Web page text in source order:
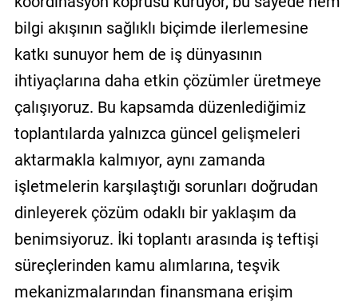
bilgi akışının sağlıklı biçimde ilerlemesine
katkı sunuyor hem de iş dünyasının
ihtiyaçlarına daha etkin çözümler üretmeye
çalışıyoruz. Bu kapsamda düzenlediğimiz
toplantılarda yalnızca güncel gelişmeleri
aktarmakla kalmıyor, aynı zamanda
işletmelerin karşılaştığı sorunları doğrudan
dinleyerek çözüm odaklı bir yaklaşım da
benimsiyoruz. İki toplantı arasında iş teftişi
süreçlerinden kamu alımlarına, teşvik
mekanizmalarından finansmana erişim